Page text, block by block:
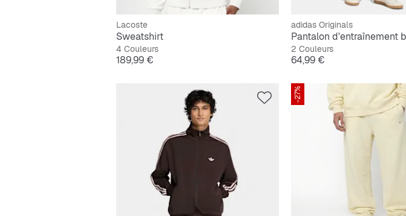
Lacoste
Sweatshirt
4 Couleurs
Prix
189,99 €
adidas Originals
Pantalon d'entraînement
2 Couleurs
Prix
64,99 €
-27%